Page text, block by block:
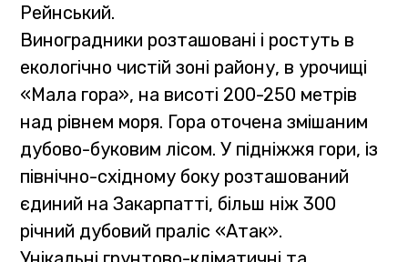
Рейнський.
Виноградники розташовані і ростуть в
екологічно чистій зоні району, в урочищі
«Мала гора», на висоті 200-250 метрів
над рівнем моря. Гора оточена змішаним
дубово-буковим лісом. У підніжжя гори, із
північно-східному боку розташований
єдиний на Закарпатті, більш ніж 300
річний дубовий праліс «Атак».